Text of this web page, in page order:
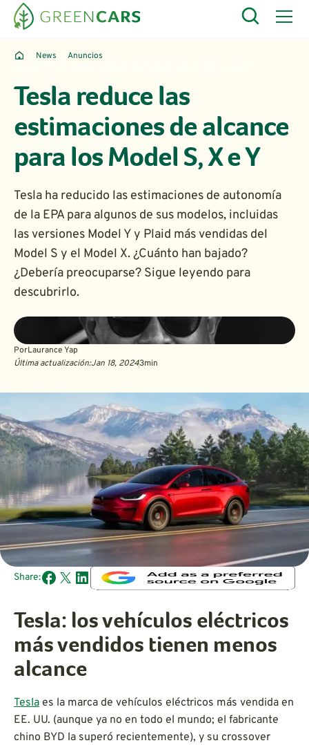
News
Anuncios
Tesla reduce las
estimaciones de alcance
para los Model S, X e Y
Tesla ha reducido las estimaciones de autonomía
de la EPA para algunos de sus modelos, incluidas
las versiones Model Y y Plaid más vendidas del
Model S y el Model X. ¿Cuánto han bajado?
¿Debería preocuparse? Sigue leyendo para
descubrirlo.
PorLaurance Yap
Última actualización:Jan 18, 20243min
Share:
Tesla: los vehículos eléctricos
más vendidos tienen menos
alcance
Tesla es la marca de vehículos eléctricos más vendida en
EE. UU. (aunque ya no en todo el mundo; el fabricante
chino BYD la superó recientemente), y su crossover